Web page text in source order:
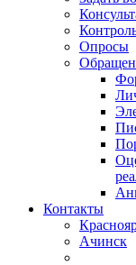
Опросы
Контакты
Ачинск